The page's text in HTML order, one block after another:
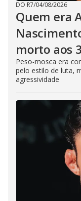
DO R7/04/08/2026
Quem era
morto aos
Peso-mosca era
pelo estilo de luta,
agressividade